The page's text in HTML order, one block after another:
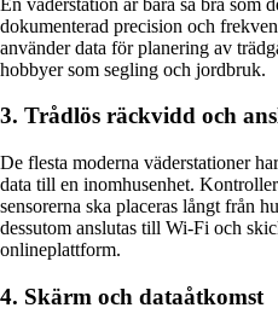
dokumenterad precision och
använder data för planering av
hobbyer som segling och jordbruk.
3. Trådlös räckvidd och
De flesta moderna väderstationer
data till en inomhusenhet.
sensorerna ska placeras långt från
dessutom anslutas till Wi-Fi och
onlineplattform.
4. Skärm och dataåtkomst